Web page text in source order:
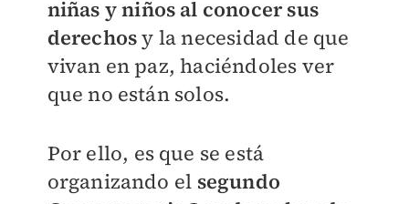
niñas y niños al conocer sus
derechosy la necesidad de que
vivan en paz, haciéndoles ver
que no están solos.
Por ello, es que se está
organizando el segundo